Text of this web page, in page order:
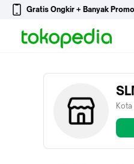
Gratis Ongkir + Banyak Promo